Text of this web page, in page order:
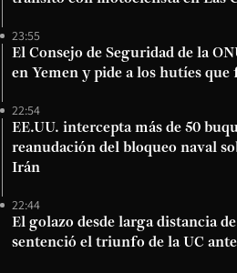
23:55
El Consejo de Seguridad de la
en Yemen y pide a los hutíes que
22:54
EE.UU. intercepta más de 50
reanudación del bloqueo naval
Irán
22:44
El golazo desde larga distancia
sentenció el triunfo de la UC